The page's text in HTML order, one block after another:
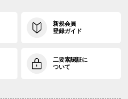
新規会員
登録ガイド
二要素認証に
ついて